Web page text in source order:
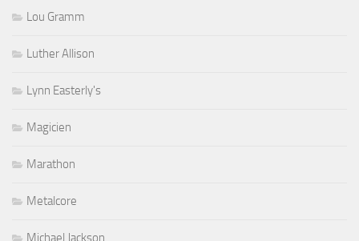
Lou Gramm
Luther Allison
Lynn Easterly's
Magicien
Marathon
Metalcore
Michael Jackson